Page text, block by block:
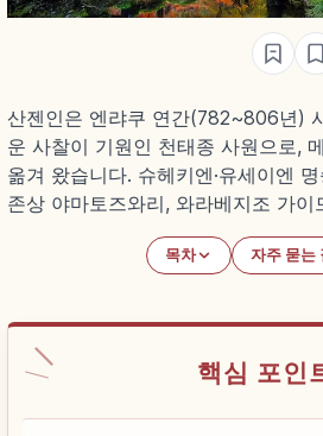
산젠인은 엔랴쿠 연간(782~806년)
운 사찰이 기원인 천태종 사원으로,
옮겨 왔습니다. 슈헤키엔·유세이엔
존상 야마토즈와리, 와라베지조 가이
목차 자주 묻는
핵심 포인